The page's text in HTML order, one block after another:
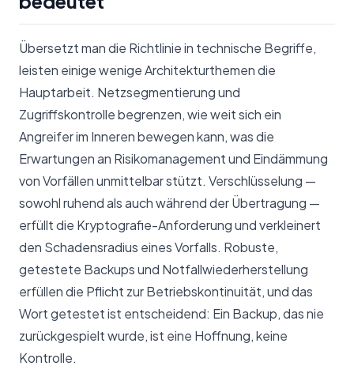
Übersetzt man die Richtlinie in technische Begriffe,
leisten einige wenige Architekturthemen die
Hauptarbeit. Netzsegmentierung und
Zugriffskontrolle begrenzen, wie weit sich ein
Angreifer im Inneren bewegen kann, was die
Erwartungen an Risikomanagement und Eindämmung
von Vorfällen unmittelbar stützt. Verschlüsselung —
sowohl ruhend als auch während der Übertragung —
erfüllt die Kryptografie-Anforderung und verkleinert
den Schadensradius eines Vorfalls. Robuste,
getestete Backups und Notfallwiederherstellung
erfüllen die Pflicht zur Betriebskontinuität, und das
Wort getestet ist entscheidend: Ein Backup, das nie
zurückgespielt wurde, ist eine Hoffnung, keine
Kontrolle.